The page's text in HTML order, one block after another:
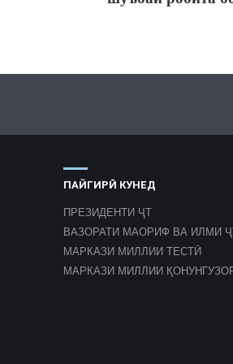
ПАЙГИРӢ КУНЕД
ПРЕЗИДЕНТИ ҶТ
ВАЗОРАТИ МАОРИФ ВА ИЛМИ
МАРКАЗИ МИЛЛИИ ТЕСТӢ
МАРКАЗИ МИЛЛИИ